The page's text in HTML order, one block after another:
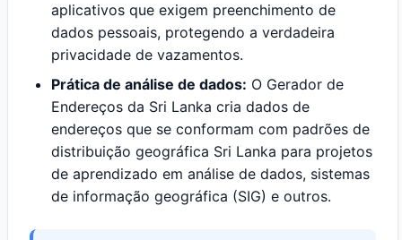
aplicativos que exigem preenchimento de
dados pessoais, protegendo a verdadeira
privacidade de vazamentos.
Prática de análise de dados: O Gerador de
Endereços da Sri Lanka cria dados de
endereços que se conformam com padrões de
distribuição geográfica Sri Lanka para projetos
de aprendizado em análise de dados, sistemas
de informação geográfica (SIG) e outros.